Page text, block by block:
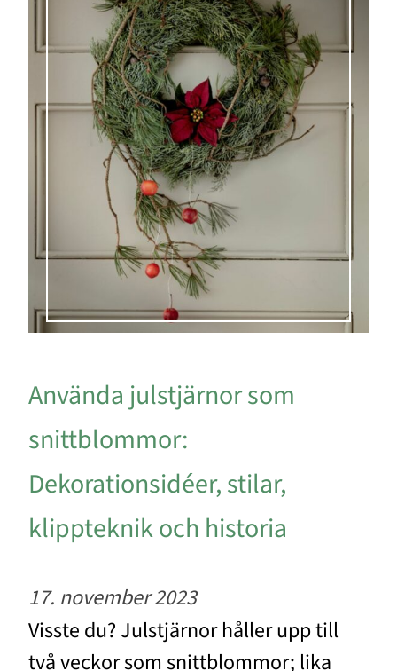
Använda julstjärnor som
snittblommor:
Dekorationsidéer, stilar,
klippteknik och historia
17. november 2023
Visste du? Julstjärnor håller upp till
två veckor som snittblommor; lika